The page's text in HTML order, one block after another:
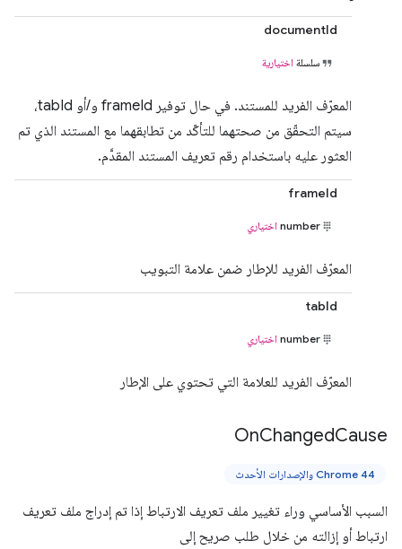
documentId
سلسلة اختيارية
المعرّف الفريد للمستند. في حال توفير frameId و/أو tabId،
سيتم التحقّق من صحتهما للتأكّد من تطابقهما مع المستند الذي تم
العثور عليه باستخدام رقم تعريف المستند المقدَّم.
frameId
number اختياري
المعرّف الفريد للإطار ضمن علامة التبويب
tabId
number اختياري
المعرّف الفريد للعلامة التي تحتوي على الإطار
OnChangedCause
Chrome 44 والإصدارات الأحدث
السبب الأساسي وراء تغيير ملف تعريف الارتباط إذا تم إدراج ملف تعريف
ارتباط أو إزالته من خلال طلب صريح إلى